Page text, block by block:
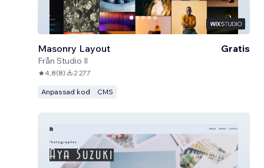
Masonry Layout
Från Studio Il
Gratis
4,8(8) 2 277
Anpassad kod CMS